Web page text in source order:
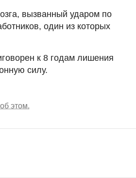
вызванный ударом по
один из которых
к 8 годам лишения
силу.
этом.